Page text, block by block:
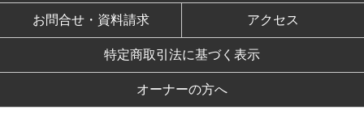
お問合せ・資料請求 アクセス
特定商取引法に基づく表示
オーナーの方へ